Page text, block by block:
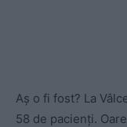
Aș o fi fost? La
58 de pacienți.